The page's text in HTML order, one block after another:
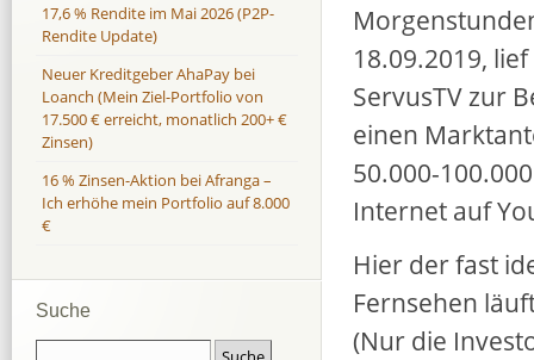
18.09.2019,
ServusTV zur
einen
50.000-
Internet auf
Hier der fast
Fernsehen
(Nur die
17,6 % Rendite im Mai 2026 (P2P-
Rendite Update)
Neuer Kreditgeber AhaPay bei
Loanch (Mein Ziel-Portfolio von
17.500 € erreicht, monatlich 200+ €
Zinsen)
16 % Zinsen-Aktion bei Afranga –
Ich erhöhe mein Portfolio auf 8.000
€
Suche